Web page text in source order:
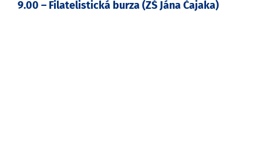
9.00 – Filatelistická burza (ZŠ Jána Čajaka)